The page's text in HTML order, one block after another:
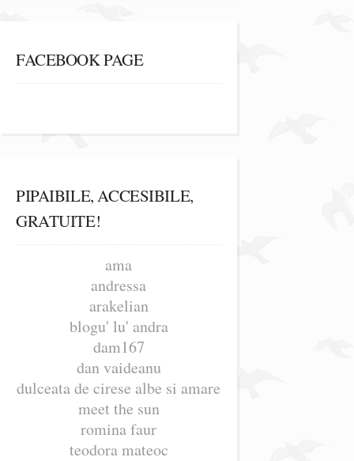
FACEBOOK PAGE
PIPAIBILE, ACCESIBILE,
GRATUITE!
ama
andressa
arakelian
blogu' lu' andra
dam167
dan vaideanu
dulceata de cirese albe si amare
meet the sun
romina faur
teodora mateoc